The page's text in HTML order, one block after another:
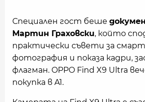
Специален гост беше
Мартин Граховски, който
практически съвети за
фотография и показа кадри,
флагман. OPPO Find X9 Ultra
покупка в A1.